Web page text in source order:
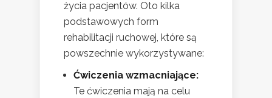
życia pacjentów. Oto kilka
podstawowych form
rehabilitacji ruchowej, które są
powszechnie wykorzystywane:
Ćwiczenia wzmacniające:
Te ćwiczenia mają na celu